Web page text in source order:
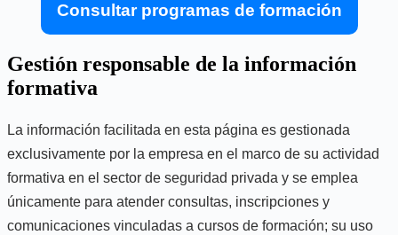
Consultar programas de formación
Gestión responsable de la información
formativa
La información facilitada en esta página es gestionada
exclusivamente por la empresa en el marco de su actividad
formativa en el sector de seguridad privada y se emplea
únicamente para atender consultas, inscripciones y
comunicaciones vinculadas a cursos de formación; su uso